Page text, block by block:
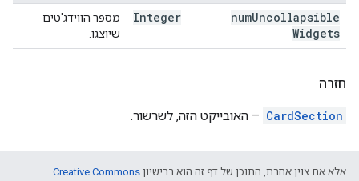
numUncollapsible
Widgets
Integer
מספר הווידג'טים
שיוצגו.
חזרה
CardSection – האובייקט הזה, לשרשור.
אלא אם צוין אחרת, התוכן של דף זה הוא ברישיון Creative Commons